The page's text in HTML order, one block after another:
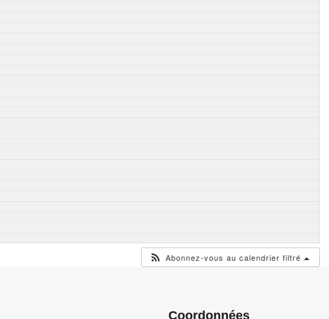
Abonnez-vous au calendrier filtré
Coordonnées